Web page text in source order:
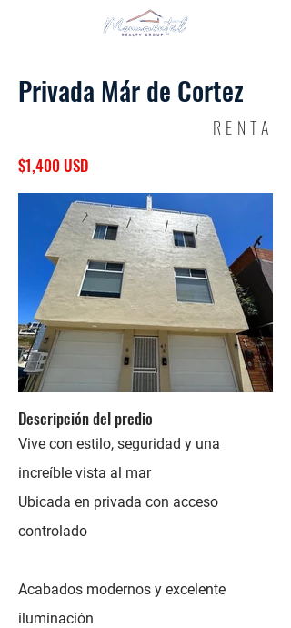
Privada Már de Cortez
RENTA
$1,400 USD
Descripción del predio
Vive con estilo, seguridad y una
increíble vista al mar
Ubicada en privada con acceso
controlado
Acabados modernos y excelente
iluminación